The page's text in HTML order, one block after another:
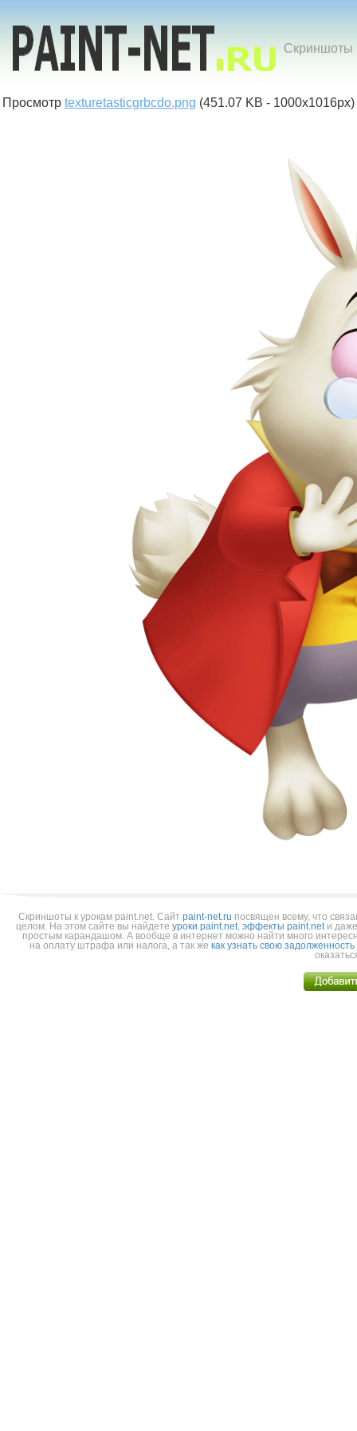
Скриншоты
Просмотр texturetasticgrbcdo.png (451.07 KB - 1000x1016px)
Скриншоты к урокам paint.net. Cайт paint-net.ru посвящен всему, что
целом. На этом сайте вы найдетеуроки paint.net ,эффекты paint.net и
простым карандашом. А вообще в интернет можно найти много
на оплату штрафа или налога, а так жекак узнать свою